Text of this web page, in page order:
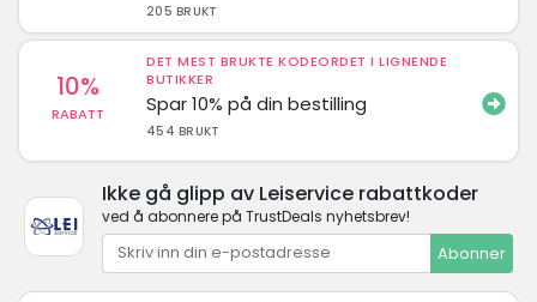
205 BRUKT
10%
RABATT
DET MEST BRUKTE KODEORDET I LIGNENDE
BUTIKKER
Spar 10% på din bestilling
454 BRUKT
Ikke gå glipp av Leiservice rabattkoder
ved å abonnere på TrustDeals nyhetsbrev!
Abonner